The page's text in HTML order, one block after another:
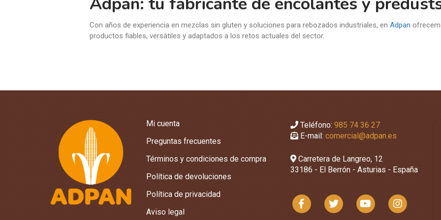
Con años de experiencia en mezclas sin gluten y soluciones para rebozados industriales, en Adpan
productos fiables, versátiles y adaptados a los retos actuales del sector.
Mi cuenta
Preguntas frecuentes
Términos y condiciones de compra
Política de devoluciones
Política de privacidad
Aviso legal
Teléfono: 985 74 36 27
E-mail: comercial@adpan.es
Carretera de Langreo, 12
33186 - El Berrón - Asturias - España